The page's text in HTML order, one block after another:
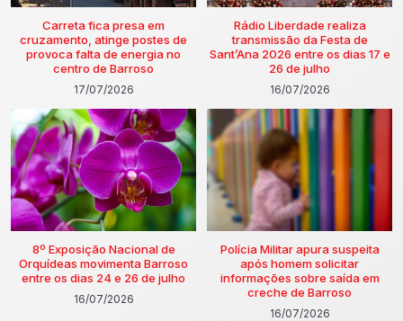
Carreta fica presa em
cruzamento, atinge postes de
provoca falta de energia no
centro de Barroso
17/07/2026
Rádio Liberdade realiza
transmissão da Festa de
Sant’Ana 2026 entre os dias 17 e
26 de julho
16/07/2026
8º Exposição Nacional de
Orquídeas movimenta Barroso
entre os dias 24 e 26 de julho
16/07/2026
Polícia Militar apura suspeita
após homem solicitar
informações sobre saída em
creche de Barroso
16/07/2026